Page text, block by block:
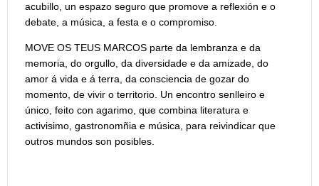
acubillo, un espazo seguro que promove a reflexión e o
debate, a música, a festa e o compromiso.
MOVE OS TEUS MARCOS parte da lembranza e da
memoria, do orgullo, da diversidade e da amizade, do
amor á vida e á terra, da consciencia de gozar do
momento, de vivir o territorio. Un encontro senlleiro e
único, feito con agarimo, que combina literatura e
activisimo, gastronomñia e música, para reivindicar que
outros mundos son posibles.